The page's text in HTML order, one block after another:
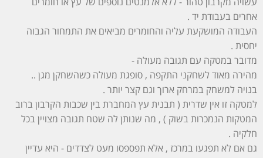
עשויה מקרבון טהור - ללא אלמנטים נוספים של עץ או חומרים
אחרים בעבודת יד .
העבודה המושקעת עליה והחומרים מביאים את התמחור הגבוה
יחסית .
מדובר במטקה עם תגובה מעולה -
מהירה מאוד לשחקני התקפה , סופגת מעולה כשהשחקן מגן ..
בנויה למשחק במרחק ארוך וגם קצר יותר .
למטקה זו אין שדרית ( תבנית עץ המחברת בין שכבות הקרבון ברוב
המטקות הנמכרות בשוק ) , מה שנותן לה שטח תגובה מצויין בכל
חלקיה .
גם אם לא תפגעו במרכז , אלא תפספסו מעט לצדדים - היא עדיין